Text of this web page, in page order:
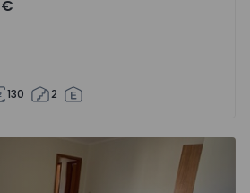
130 2
Algueirão-Mem Martins -